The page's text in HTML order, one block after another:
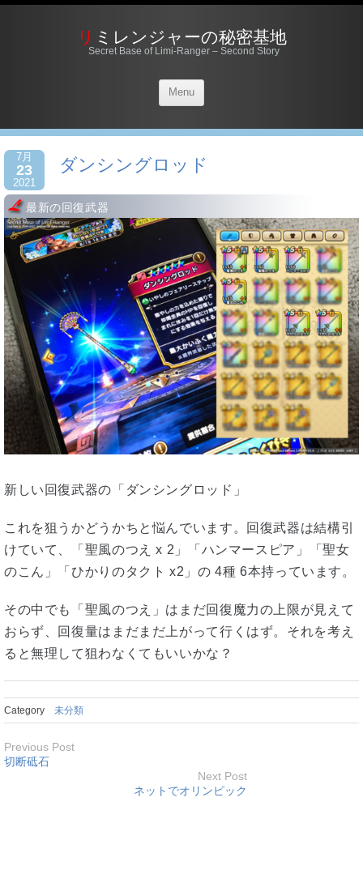
リミレンジャーの秘密基地
Secret Base of Limi-Ranger – Second Story
Menu
7月
23
2021
ダンシングロッド
最新の回復武器
新しい回復武器の「ダンシングロッド」
これを狙うかどうかちと悩んでいます。回復武器は結構引
けていて、「聖風のつえ x 2」「ハンマースピア」「聖女
のこん」「ひかりのタクト x2」の 4種 6本持っています。
その中でも「聖風のつえ」はまだ回復魔力の上限が見えて
おらず、回復量はまだまだ上がって行くはず。それを考え
ると無理して狙わなくてもいいかな？
Category 未分類
Previous Post
切断砥石
Next Post
ネットでオリンピック